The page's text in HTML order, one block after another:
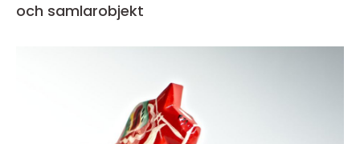
och samlarobjekt